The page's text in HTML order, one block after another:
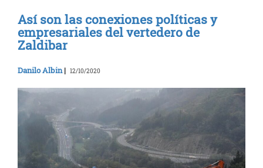
Así son las conexiones políticas y
empresariales del vertedero de
Zaldibar
Danilo Albin| 12/10/2020